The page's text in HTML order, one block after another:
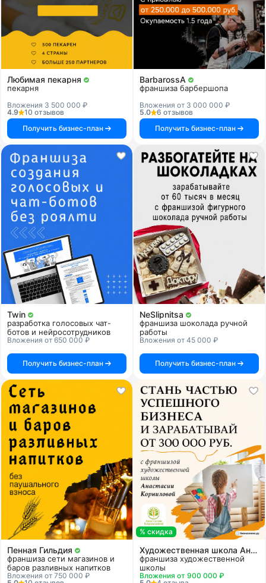
Любимая пекарня
пекарня
Вложения 3 500 000 ₽
4.9
10 отзывов
Получить бизнес-план
BarbarossA
франшиза барбершопа
Вложения от 3 000 000 ₽
5.0
6 отзывов
Получить бизнес-план
Twin
разработка голосовых чат-
ботов и нейросотрудников
Вложения от 650 000 ₽
Получить бизнес-план
NeSlipnitsa
франшиза шоколада ручной
работы
Вложения от 45 000 ₽
Получить бизнес-план
Пенная Гильдия
франшиза сети магазинов и
баров разливных напитков
Вложения от 750 000 ₽
% скидка
Художественная школа Анастасии Корниловой
франшиза художественной
школы
Вложения от 900 000 ₽